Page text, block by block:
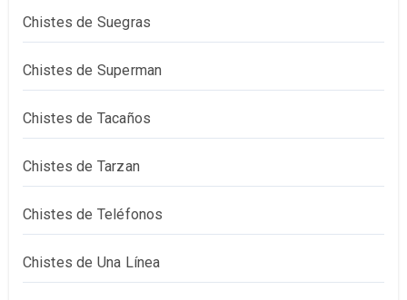
Chistes de Suegras
Chistes de Superman
Chistes de Tacaños
Chistes de Tarzan
Chistes de Teléfonos
Chistes de Una Línea